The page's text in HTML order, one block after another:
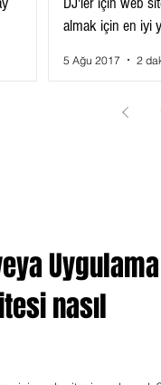
almak için en iyi
5 Ağu 2017 2
Uygulama
nasıl